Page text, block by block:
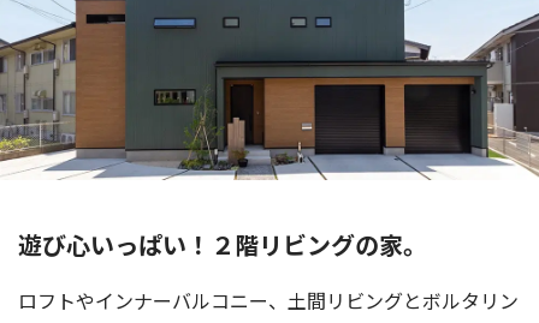
遊び心いっぱい！２階リビングの家。
ロフトやインナーバルコニー、土間リビングとボルタリン